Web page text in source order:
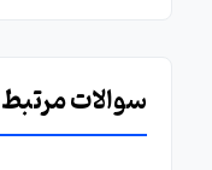
سوالات مرتبط